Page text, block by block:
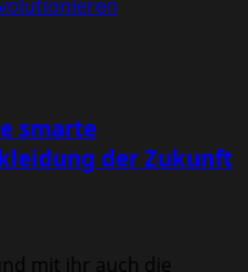
smarte
der Zukunft
mit ihr auch die